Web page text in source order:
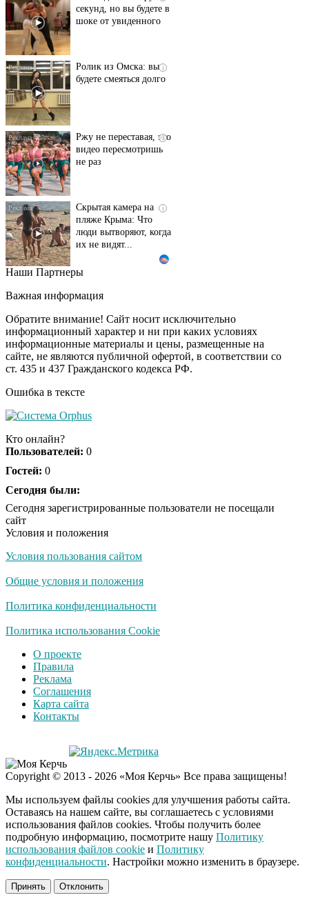
секунд, но вы будете в
шоке от увиденного
i
Ролик из Омска: вы
будете смеяться долго
i
Ржу не переставая, это
видео пересмотришь
не раз
i
Скрытая камера на
пляже Крыма: Что
люди вытворяют, когда
их не видят...
Ролик длится
смеяться вы будете
долго
i
Королева вагона
отожгла! Видео не
оставит равнодушным
Экс-бойфренд дочери
Наши Партнеры
Важная информация
Обратите внимание! Сайт носит исключительно
информационный характер и ни при каких условиях
информационные материалы и цены, размещенные на
сайте, не являются публичной офертой, в соответствии со
ст. 435 и 437 Гражданского кодекса РФ.
Ошибка в тексте
Кто онлайн?
Пользователей: 0
Гостей: 0
Сегодня были:
Сегодня зарегистрированные пользователи не посещали
сайт
Условия и положения
Условия пользования сайтом
Общие условия и положения
Политика конфиденциальности
Политика использования Cookie
О проекте
Правила
Реклама
Соглашения
Карта сайта
Контакты
Copyright © 2013 - 2026 «Моя Керчь» Все права защищены!
Мы используем файлы cookies для улучшения работы сайта.
Оставаясь на нашем сайте, вы соглашаетесь с условиями
использования файлов cookies. Чтобы получить более
подробную информацию, посмотрите нашу Политику
использования файлов cookie и Политику
конфиденциальности. Настройки можно изменить в браузере.
Принять Отклонить